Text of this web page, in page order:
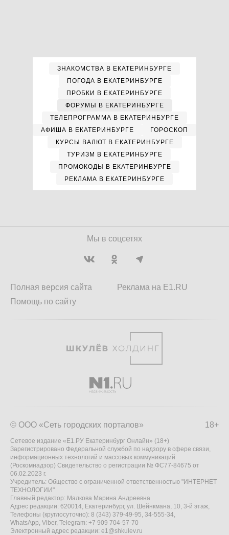
ЗНАКОМСТВА В ЕКАТЕРИНБУРГЕ
ПОГОДА В ЕКАТЕРИНБУРГЕ
ПРОБКИ В ЕКАТЕРИНБУРГЕ
ФОРУМЫ В ЕКАТЕРИНБУРГЕ
ТЕЛЕПРОГРАММА В ЕКАТЕРИНБУРГЕ
АФИША В ЕКАТЕРИНБУРГЕ
ГОРОСКОП
КУРСЫ ВАЛЮТ В ЕКАТЕРИНБУРГЕ
ТУРИЗМ В ЕКАТЕРИНБУРГЕ
ПРОМОКОДЫ В ЕКАТЕРИНБУРГЕ
РЕКЛАМА В ЕКАТЕРИНБУРГЕ
Мы в соцсетях
Полная версия сайта
Помощь по сайту
Реклама на E1.RU
18+
© ООО «Сеть городских порталов»
Сетевое издание «Е1.РУ Екатеринбург Онлайн» (18+)
Зарегистрировано Федеральной службой по надзору в сфере связи,
информационных технологий и массовых коммуникаций
(Роскомнадзор) Свидетельство о регистрации № ФС77-84675 от
06.02.2023 г.
Учредитель: Общество с ограниченной ответственностью "ИНТЕРНЕТ
ТЕХНОЛОГИИ"
Главный редактор: Малкова Марина Андреевна
Адрес редакции: 620014, Екатеринбург, ул. Шейнкмана, 10, 3-й этаж,
Телефоны (круглосуточно): 8 (343) 379-49-95, 34-555-34,
WhatsApp, Viber, Telegram: +7 909 704-57-70
Электронный адрес редакции: e1@shkulev.ru